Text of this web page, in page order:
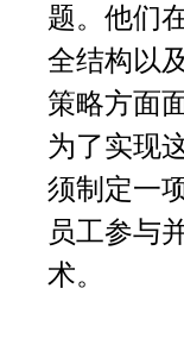
登录
题。他们
全结构以
策略方面
为了实现
须制定一
员工参与
术。